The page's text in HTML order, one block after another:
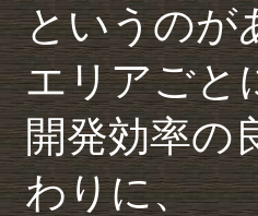
というのが
エリアごと
開発効率の
わりに、